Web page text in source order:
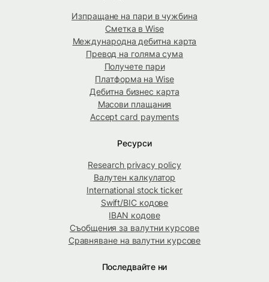
Изпращане на пари в чужбина
Сметка в Wise
Международна дебитна карта
Превод на голяма сума
Получете пари
Платформа на Wise
Дебитна бизнес карта
Масови плащания
Accept card payments
Ресурси
Research privacy policy
Валутен калкулатор
International stock ticker
Swift/BIC кодове
IBAN кодове
Съобщения за валутни курсове
Сравняване на валутни курсове
Последвайте ни